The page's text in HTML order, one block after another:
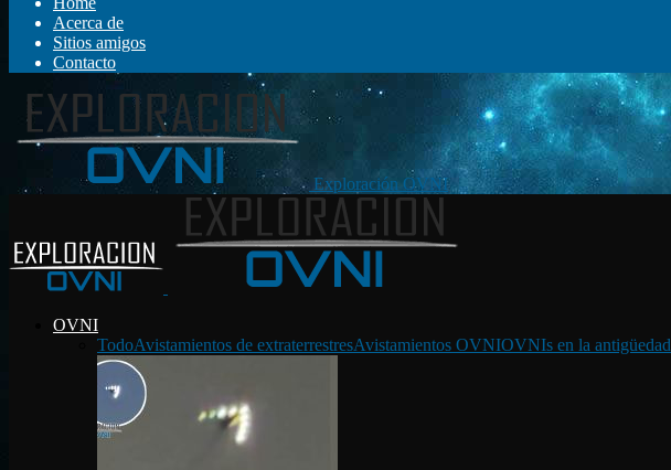
Acerca de
Sitios amigos
Contacto
Exploración OVNI
OVNI
TodoAvistamientos de extraterrestresAvistamientos OVNIOVNIs en la antigüedad